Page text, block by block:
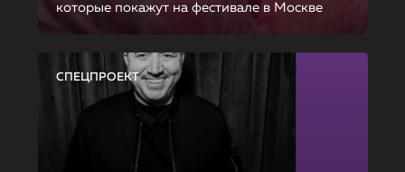
которые покажут на фестивале в Москве
СПЕЦПРОЕКТ